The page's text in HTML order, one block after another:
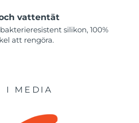
vattentät
silikon, 100%
att rengöra.
I MEDIA